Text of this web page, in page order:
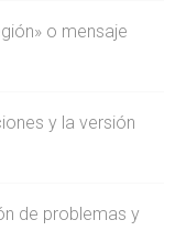
o mensaje
y la versión
de problemas y